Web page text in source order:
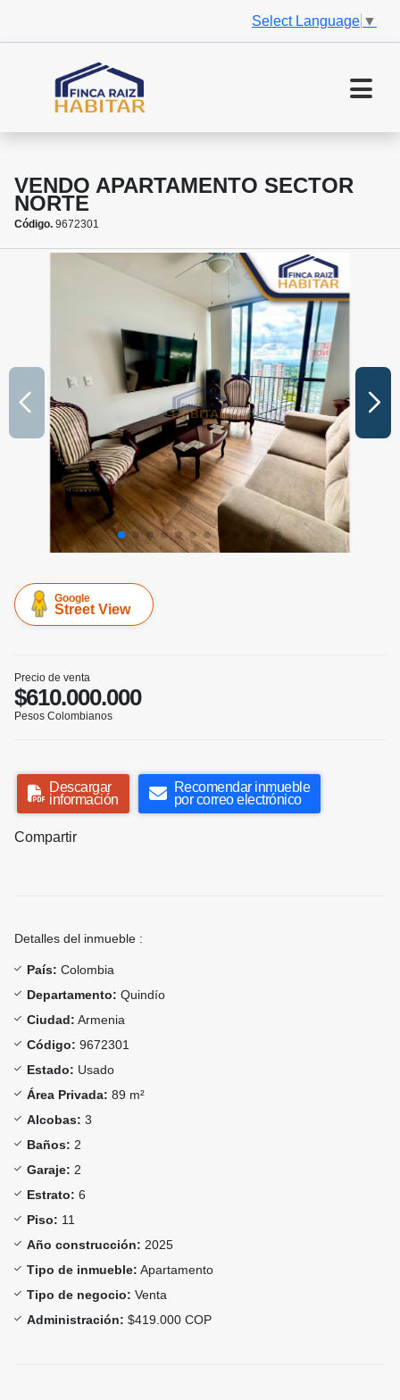
Select Language ▼
VENDO APARTAMENTO SECTOR
NORTE
Código. 9672301
Google
Street View
Precio de venta
$610.000.000
Pesos Colombianos
Descargar
información
Recomendar inmueble
por correo electrónico
Compartir
Detalles del inmueble :
País: Colombia
Departamento: Quindío
Ciudad: Armenia
Código: 9672301
Estado: Usado
Área Privada: 89 m²
Alcobas: 3
Baños: 2
Garaje: 2
Estrato: 6
Piso: 11
Año construcción: 2025
Tipo de inmueble: Apartamento
Tipo de negocio: Venta
Administración: $419.000 COP